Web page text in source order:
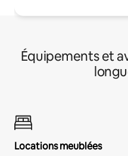
Équipements et
Locations meublées